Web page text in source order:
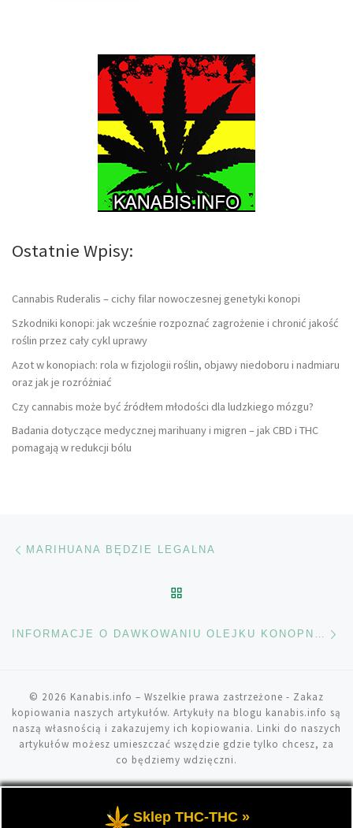
Ostatnie Wpisy:
Cannabis Ruderalis – cichy filar nowoczesnej genetyki konopi
Szkodniki konopi: jak wcześnie rozpoznać zagrożenie i chronić jakość
roślin przez cały cykl uprawy
Azot w konopiach: rola w fizjologii roślin, objawy niedoboru i nadmiaru
oraz jak je rozróżniać
Czy cannabis może być źródłem młodości dla ludzkiego mózgu?
Badania dotyczące medycznej marihuany i migren – jak CBD i THC
pomagają w redukcji bólu
Nawigacja wpisu
MARIHUANA BĘDZIE LEGALNA
INFORMACJE O DAWKOWANIU OLEJKU KONOPNEGO
© 2026 Kanabis.info – Wszelkie prawa zastrzeżone - Zakaz
kopiowania naszych artykułów. Artykuły na blogu kanabis.info są
naszą własnością i zakazujemy ich kopiowania. Linki do naszych
artykułów możesz umieszczać wszędzie gdzie tylko chcesz, za
co będziemy wdzięczni.
Sklep THC-THC »